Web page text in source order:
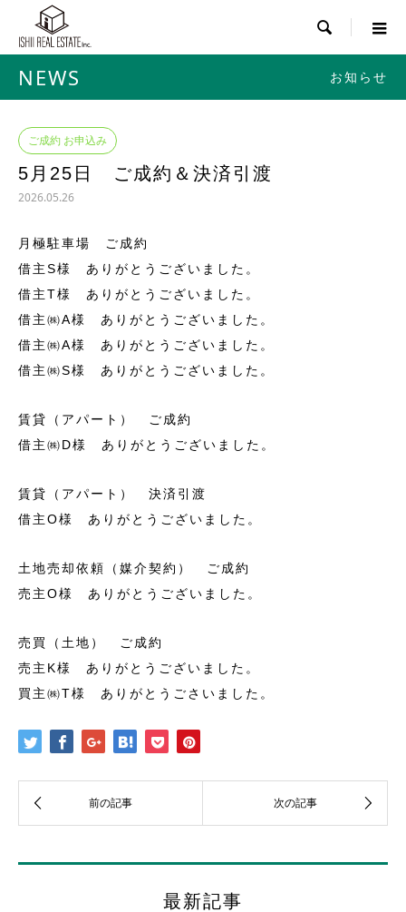

NEWS お知らせ
ご成約 お申込み
5月25日 ご成約＆決済引渡
2026.05.26
月極駐車場 ご成約
借主S様 ありがとうございました。
借主T様 ありがとうございました。
借主㈱A様 ありがとうございました。
借主㈱A様 ありがとうございました。
借主㈱S様 ありがとうございました。
賃貸（アパート） ご成約
借主㈱D様 ありがとうございました。
賃貸（アパート） 決済引渡
借主O様 ありがとうございました。
土地売却依頼（媒介契約） ご成約
売主O様 ありがとうございました。
売買（土地） ご成約
売主K様 ありがとうございました。
買主㈱T様 ありがとうごさいました。
最新記事